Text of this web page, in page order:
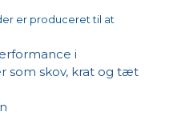
er produceret til at
i
som skov, krat og tæt